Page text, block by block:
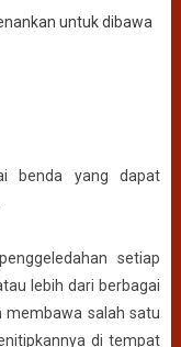
untuk dibawa
yang dapat
setiap
lebih dari berbagai
membawa salah satu
di tempat